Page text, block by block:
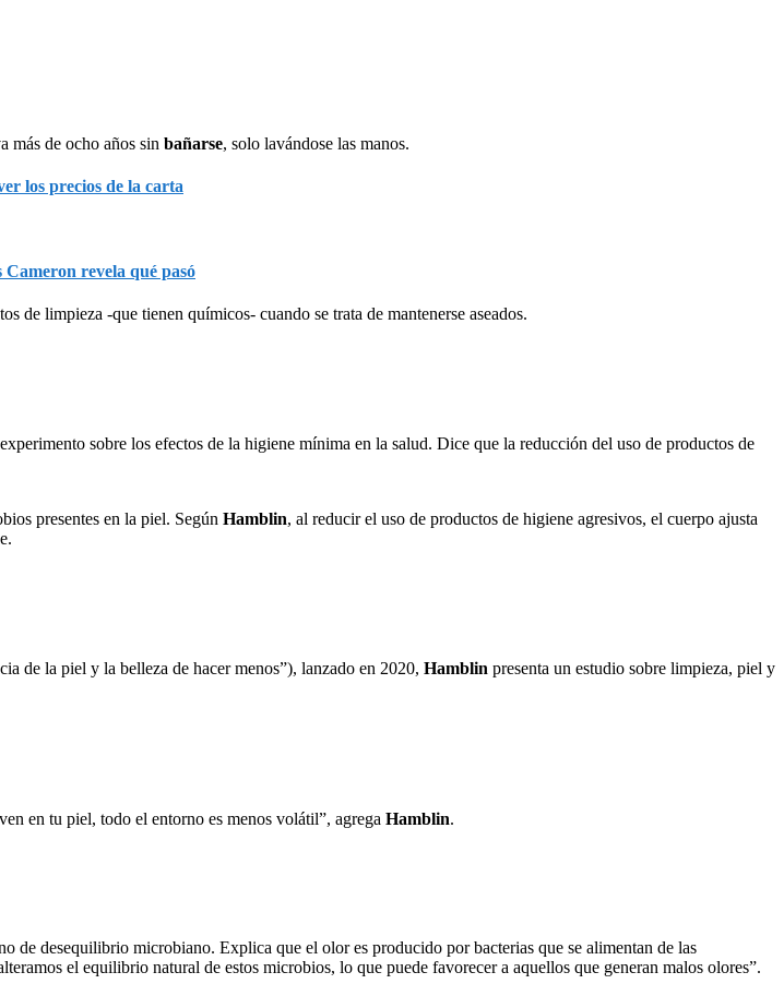
más de ocho años sin bañarse, solo lavándose las manos.
los precios de la carta
revela qué pasó
de limpieza -que tienen químicos- cuando se trata de mantenerse aseados.
sobre los efectos de la higiene mínima en la salud. Dice que la reducción del uso de productos de
presentes en la piel. Según Hamblin, al reducir el uso de productos de higiene agresivos, el cuerpo ajusta
de la piel y la belleza de hacer menos”), lanzado en 2020, Hamblin presenta un estudio sobre limpieza, piel y
en tu piel, todo el entorno es menos volátil”, agrega Hamblin.
de desequilibrio microbiano. Explica que el olor es producido por bacterias que se alimentan de las
el equilibrio natural de estos microbios, lo que puede favorecer a aquellos que generan malos olores”.